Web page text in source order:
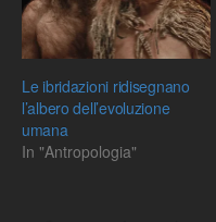
Le ibridazioni ridisegnano
l’albero dell’evoluzione
umana
In "Antropologia"